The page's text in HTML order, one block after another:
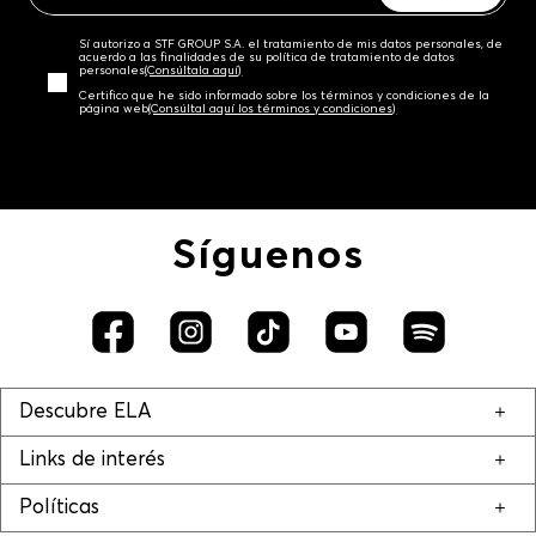
Sí autorizo a STF GROUP S.A. el tratamiento de mis datos personales, de
acuerdo a las finalidades de su política de tratamiento de datos
personales‎(Consúltala aquí)
Certifico que he sido informado sobre los términos y condiciones de la
página web‎(Consúltal aquí los términos y condiciones)
Síguenos
Descubre ELA
Links de interés
Políticas